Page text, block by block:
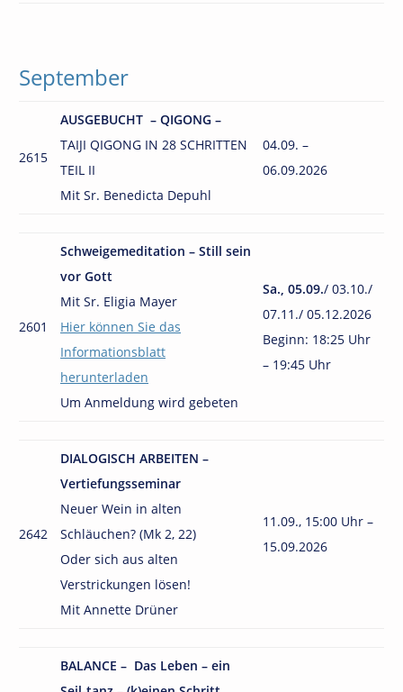
September
2615
AUSGEBUCHT – QIGONG –
TAIJI QIGONG IN 28 SCHRITTEN
TEIL II
Mit Sr. Benedicta Depuhl
04.09. –
06.09.2026
2601
Schweigemeditation – Still sein
vor Gott
Mit Sr. Eligia Mayer
Hier können Sie das
Informationsblatt
herunterladen
Um Anmeldung wird gebeten
Sa., 05.09./ 03.10./
07.11./ 05.12.2026
Beginn: 18:25 Uhr
– 19:45 Uhr
2642
DIALOGISCH ARBEITEN –
Vertiefungsseminar
Neuer Wein in alten
Schläuchen? (Mk 2, 22)
Oder sich aus alten
Verstrickungen lösen!
Mit Annette Drüner
11.09., 15:00 Uhr –
15.09.2026
BALANCE – Das Leben – ein